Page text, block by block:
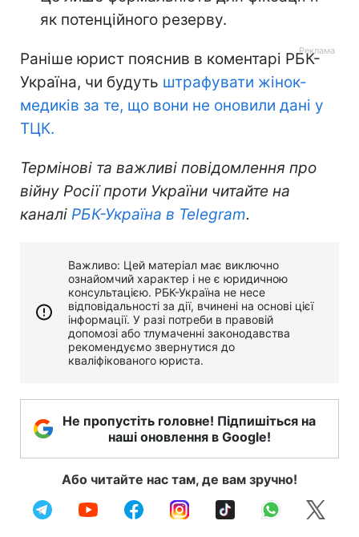
як потенційного резерву.
Раніше юрист пояснив в коментарі РБК-
Україна, чи будуть штрафувати жінок-
медиків за те, що вони не оновили дані у
ТЦК.
Термінові та важливі повідомлення про
війну Росії проти України читайте на
каналі РБК-Україна в Telegram.
Важливо: Цей матеріал має виключно
ознайомчий характер і не є юридичною
консультацією. РБК-Україна не несе
відповідальності за дії, вчинені на основі цієї
інформації. У разі потреби в правовій
допомозі або тлумаченні законодавства
рекомендуємо звернутися до
кваліфікованого юриста.
Не пропустіть головне! Підпишіться на
наші оновлення в Google!
Або читайте нас там, де вам зручно!